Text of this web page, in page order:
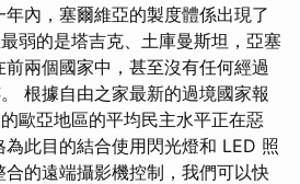
內，塞爾維亞的製度體係出現了
弱的是塔吉克、土庫曼斯坦，亞塞
兩個國家中，甚至沒有任何經過
根據自由之家最新的過境國家報
歐亞地區的平均民主水平正在惡
此目的結合使用閃光燈和 LED 照
的遠端攝影機控制，我們可以快